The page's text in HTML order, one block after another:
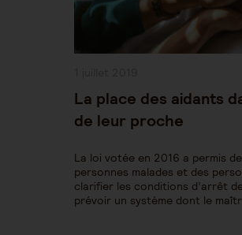
La place des aidants
de leur proche
La loi votée en 2016 a permis
personnes malades et des
clarifier les conditions d’arrêt
prévoir un système dont le